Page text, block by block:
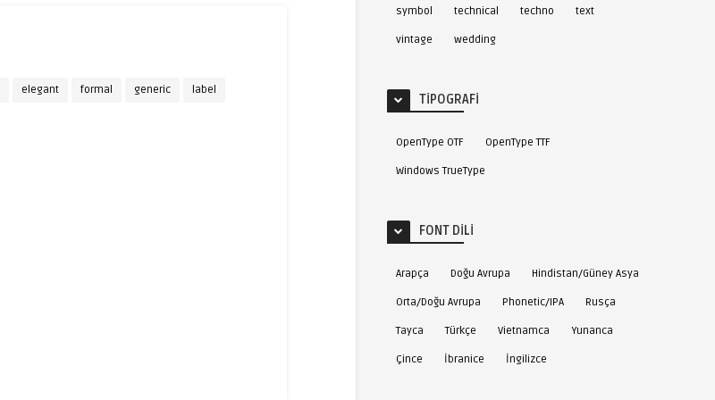
elegant formal generic label
symbol technical techno text
vintage wedding
TIPOGRAFI
OpenType OTF OpenType TTF
Windows TrueType
FONT DILI
Arapça Doğu Avrupa Hindistan/Güney Asya
Orta/Doğu Avrupa Phonetic/IPA Rusça
Tayca Türkçe Vietnamca Yunanca
Çince İbranice İngilizce